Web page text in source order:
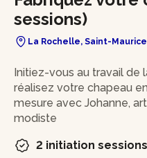
sessions)
La Rochelle, Saint-Maurice
In brief
Initiez-vous au travail de
réalisez votre chapeau
mesure avec Johanne,
modiste
2 initiation